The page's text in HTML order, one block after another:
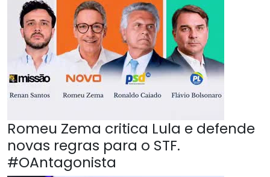
Romeu Zema critica Lula e defende
novas regras para o STF.
#OAntagonista